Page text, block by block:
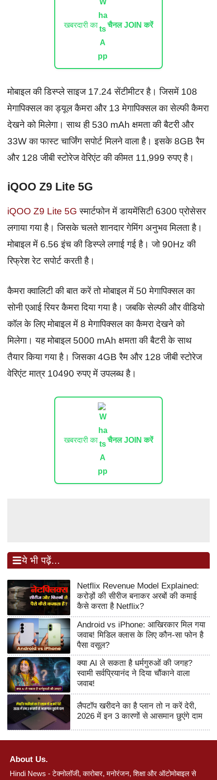
खबरदारी का चैनल JOIN करें
मोबाइल की डिस्प्ले साइज 17.24 सेंटीमीटर है। जिसमें 108
मेगापिक्सल का ड्यूल कैमरा और 13 मेगापिक्सल का सेल्फी कैमरा
देखने को मिलेगा। साथ ही 530 mAh क्षमता की बैटरी और
33W का फास्ट चार्जिंग सपोर्ट मिलने वाला है। इसके 8GB रैम
और 128 जीबी स्टोरेज वेरिएंट की कीमत 11,999 रुपए है।
iQOO Z9 Lite 5G
iQOO Z9 Lite 5Gस्मार्टफोन में डायमेंसिटी 6300 प्रोसेसर
लगाया गया है। जिसके चलते शानदार गेमिंग अनुभव मिलता है।
मोबाइल में 6.56 इंच की डिस्प्ले लगाई गई है। जो 90Hz की
रिफ्रेश रेट सपोर्ट करती है।
कैमरा क्वालिटी की बात करें तो मोबाइल में 50 मेगापिक्सल का
सोनी एआई रियर कैमरा दिया गया है। जबकि सेल्फी और वीडियो
कॉल के लिए मोबाइल में 8 मेगापिक्सल का कैमरा देखने को
मिलेगा। यह मोबाइल 5000 mAh क्षमता की बैटरी के साथ
तैयार किया गया है। जिसका 4GB रैम और 128 जीबी स्टोरेज
वेरिएंट मात्र 10490 रुपए में उपलब्ध है।
खबरदारी का चैनल JOIN करें
ये भी पढ़ें...
Netflix Revenue Model Explained:
करोड़ों की सीरीज बनाकर अरबों की कमाई
कैसे करता है Netflix?
Android vs iPhone: आखिरकार मिल गया
जवाब! मिडिल क्लास के लिए कौन-सा फोन है
पैसा वसूल?
क्या AI ले सकता है धर्मगुरुओं की जगह?
स्वामी सर्वप्रियानंद ने दिया चौंकाने वाला
जवाब!
लैपटॉप खरीदने का है प्लान तो न करें देरी,
2026 में इन 3 कारणों से आसमान छुएंगे दाम
About Us.
Hindi News - टेक्नोलॉजी, कारोबार, मनोरंजन, शिक्षा और ऑटोमोबाइल से